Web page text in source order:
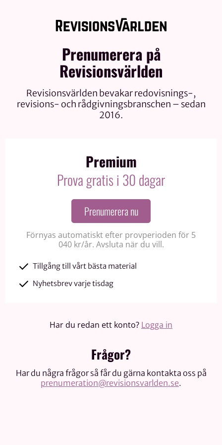
Prenumerera på
Revisionsvärlden
Revisionsvärlden bevakar redovisnings-,
revisions- och rådgivningsbranschen – sedan
2016.
Premium
Prova gratis i 30 dagar
Prenumerera nu
Förnyas automatiskt efter provperioden för 5
040 kr/år. Avsluta när du vill.
Tillgång till vårt bästa material
Nyhetsbrev varje tisdag
Har du redan ett konto? Logga in
Frågor?
Har du några frågor så får du gärna kontakta oss på
prenumeration@revisionsvarlden.se.